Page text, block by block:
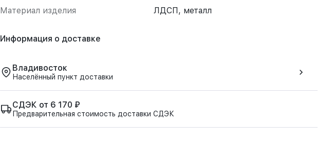
Материал изделия
ЛДСП, металл
Информация о доставке
Владивосток
Населённый пункт доставки
СДЭК от 6 170 ₽
Предварительная стоимость доставки СДЭК